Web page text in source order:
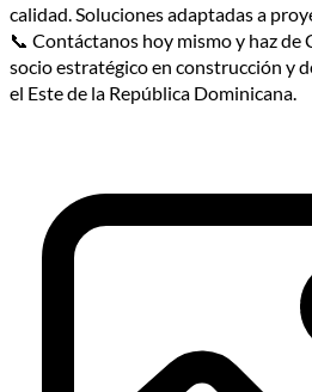
calidad. Soluciones adaptadas a
📞 Contáctanos hoy mismo y haz
socio estratégico en construcción y
el Este de la República Dominicana.